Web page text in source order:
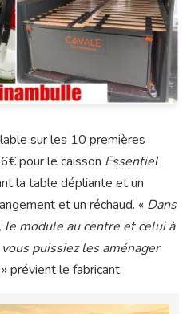
sur les 10 premières
pour le caisson Essentiel
la table dépliante et un
et un réchaud. « Dans
module au centre et celui à
puissiez les aménager
prévient le fabricant.